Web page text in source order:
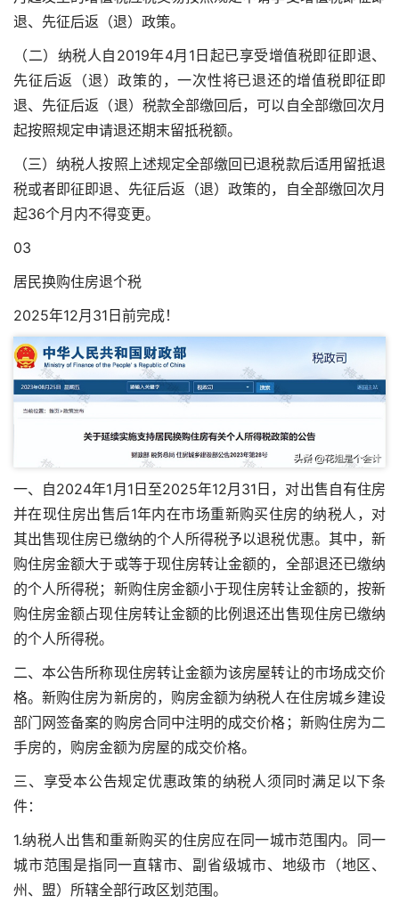
退、先征后返（退）政策。
（二）纳税人自2019年4月1日起已享受增值税即征即退、
先征后返（退）政策的，一次性将已退还的增值税即征即
退、先征后返（退）税款全部缴回后，可以自全部缴回次月
起按照规定申请退还期末留抵税额。
（三）纳税人按照上述规定全部缴回已退税款后适用留抵退
税或者即征即退、先征后返（退）政策的，自全部缴回次月
起36个月内不得变更。
03
居民换购住房退个税
2025年12月31日前完成！
一、自2024年1月1日至2025年12月31日，对出售自有住房
并在现住房出售后1年内在市场重新购买住房的纳税人，对
其出售现住房已缴纳的个人所得税予以退税优惠。其中，新
购住房金额大于或等于现住房转让金额的，全部退还已缴纳
的个人所得税；新购住房金额小于现住房转让金额的，按新
购住房金额占现住房转让金额的比例退还出售现住房已缴纳
的个人所得税。
二、本公告所称现住房转让金额为该房屋转让的市场成交价
格。新购住房为新房的，购房金额为纳税人在住房城乡建设
部门网签备案的购房合同中注明的成交价格；新购住房为二
手房的，购房金额为房屋的成交价格。
三、享受本公告规定优惠政策的纳税人须同时满足以下条
件：
1.纳税人出售和重新购买的住房应在同一城市范围内。同一
城市范围是指同一直辖市、副省级城市、地级市（地区、
州、盟）所辖全部行政区划范围。